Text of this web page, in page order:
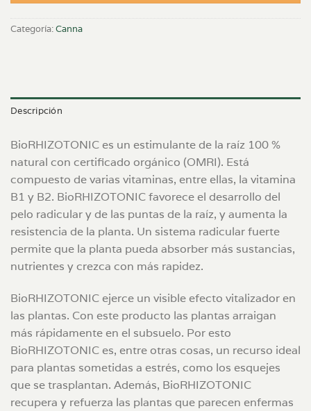
Categoría:Canna
Descripción
BioRHIZOTONIC es un estimulante de la raíz 100 %
natural con certificado orgánico (OMRI). Está
compuesto de varias vitaminas, entre ellas, la vitamina
B1 y B2. BioRHIZOTONIC favorece el desarrollo del
pelo radicular y de las puntas de la raíz, y aumenta la
resistencia de la planta. Un sistema radicular fuerte
permite que la planta pueda absorber más sustancias,
nutrientes y crezca con más rapidez.
BioRHIZOTONIC ejerce un visible efecto vitalizador en
las plantas. Con este producto las plantas arraigan
más rápidamente en el subsuelo. Por esto
BioRHIZOTONIC es, entre otras cosas, un recurso ideal
para plantas sometidas a estrés, como los esquejes
que se trasplantan. Además, BioRHIZOTONIC
recupera y refuerza las plantas que parecen enfermas